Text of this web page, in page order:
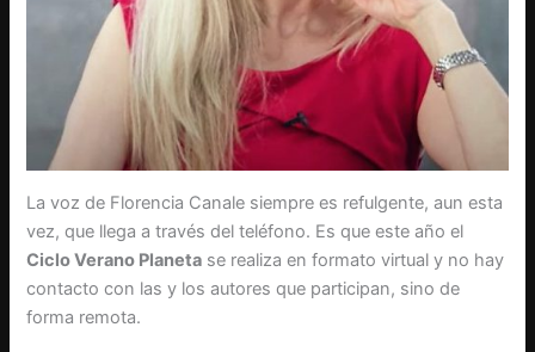
La voz de Florencia Canale siempre es refulgente, aun esta
vez, que llega a través del teléfono. Es que este año el
Ciclo Verano Planeta se realiza en formato virtual y no hay
contacto con las y los autores que participan, sino de
forma remota.